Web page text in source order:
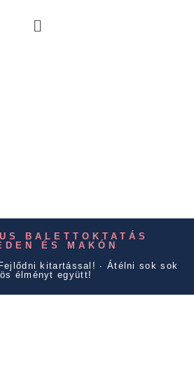
BALETTOKTATÁS
ÉS MAKÓN
kitartással! ∙ Átélni sok sok
élményt együtt!